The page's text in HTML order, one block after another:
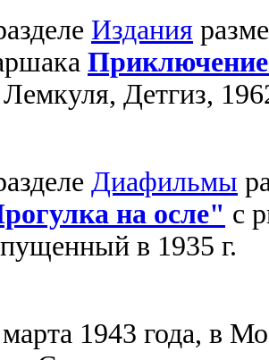
Издания
Приключение
Детгиз,
Диафильмы
на осле" с
в 1935 г.
1943 года, в